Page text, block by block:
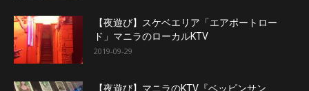
【夜遊び】スケベエリア「エアポートロー
ド」マニラのローカルKTV
2019-09-29
【夜遊び】マニラのKTV『ベッピンサン